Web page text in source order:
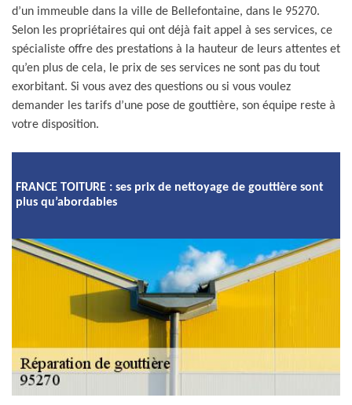
d’un immeuble dans la ville de Bellefontaine, dans le 95270.
Selon les propriétaires qui ont déjà fait appel à ses services, ce
spécialiste offre des prestations à la hauteur de leurs attentes et
qu’en plus de cela, le prix de ses services ne sont pas du tout
exorbitant. Si vous avez des questions ou si vous voulez
demander les tarifs d’une pose de gouttière, son équipe reste à
votre disposition.
FRANCE TOITURE : ses prix de nettoyage de gouttière sont
plus qu’abordables